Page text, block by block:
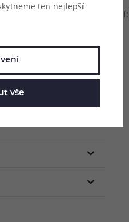
provedení:
lahvičky vč. kapátka
ten nejlepší
vše